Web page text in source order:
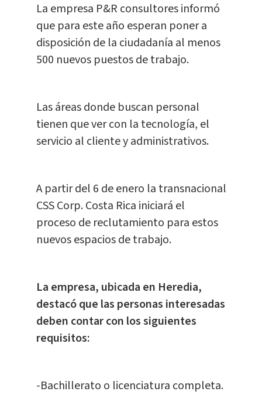
La empresa P&R consultores informó
que para este año esperan poner a
disposición de la ciudadanía al menos
500 nuevos puestos de trabajo.
Las áreas donde buscan personal
tienen que ver con la tecnología, el
servicio al cliente y administrativos.
A partir del 6 de enero la transnacional
CSS Corp. Costa Rica iniciará el
proceso de reclutamiento para estos
nuevos espacios de trabajo.
La empresa, ubicada en Heredia,
destacó que las personas interesadas
deben contar con los siguientes
requisitos:
-Bachillerato o licenciatura completa.